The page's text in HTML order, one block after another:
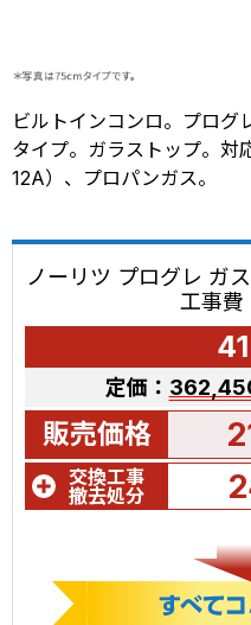
ビルトインコンロ。プロ
タイプ。ガラストップ。対
12A）、プロパンガス。
ノーリツ プログレ ガ
工事費
41
定価：
販売価格
交換工事
撤去処分